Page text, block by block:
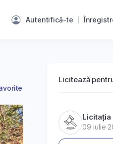
Autentifică-te
Licitează
Licitația
09 iulie